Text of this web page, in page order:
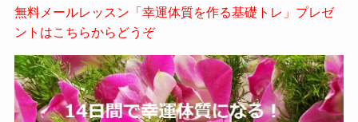
無料メールレッスン「幸運体質を作る基礎トレ」プレゼ
ントはこちらからどうぞ